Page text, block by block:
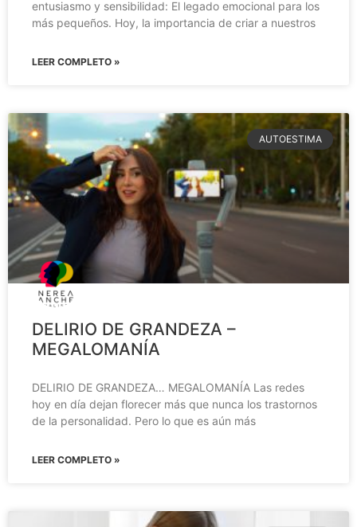
entusiasmo y sensibilidad: El legado emocional para los
más pequeños. Hoy, la importancia de criar a nuestros
LEER COMPLETO »
AUTOESTIMA
DELIRIO DE GRANDEZA –
MEGALOMANÍA
DELIRIO DE GRANDEZA… MEGALOMANÍA Las redes
hoy en día dejan florecer más que nunca los trastornos
de la personalidad. Pero lo que es aún más
LEER COMPLETO »